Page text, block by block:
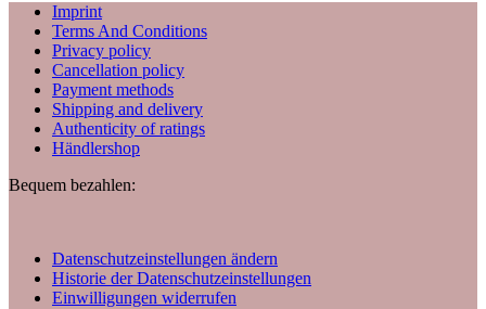
Imprint
Terms And Conditions
Privacy policy
Cancellation policy
Payment methods
Shipping and delivery
Authenticity of ratings
Händlershop
Bequem bezahlen:
Datenschutzeinstellungen ändern
Historie der Datenschutzeinstellungen
Einwilligungen widerrufen